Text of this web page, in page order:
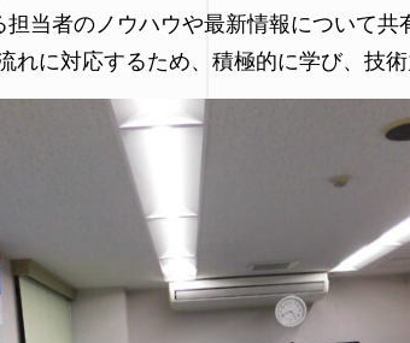
当者のノウハウや最新情報について共
に対応するため、積極的に学び、技術